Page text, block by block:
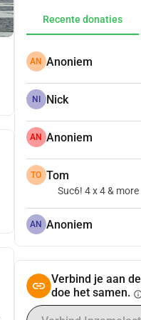
Recente donaties
AN Anoniem
NI Nick
AN Anoniem
TO Tom
Suc6! 4 x 4 &
AN Anoniem
Verbind je aan
doe het samen.